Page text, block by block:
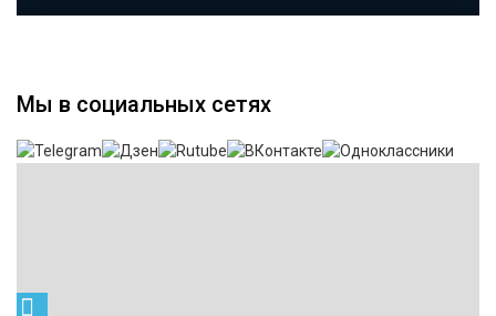
Мы в социальных сетях